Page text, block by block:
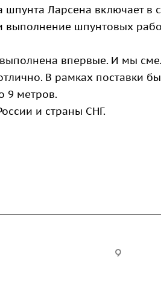
шпунта Ларсена включает в
выполнение шпунтовых
выполнена впервые. И мы
В рамках поставки
9 метров.
и страны СНГ.